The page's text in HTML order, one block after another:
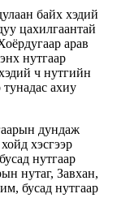
байх хэдий
цахилгаантай
арав
нутгаар
ч нутгийн
тунадас ахиу
дундаж
хэсгээр
нутгаар
нутаг, Завхан,
бусад нутгаар